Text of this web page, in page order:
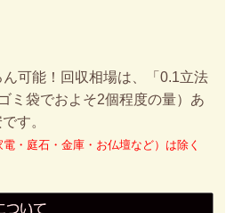
可能！回収相場は、「0.1立法
ミ袋でおよそ2個程度の量）あ
す。
・庭石・金庫・お仏壇など）は除く